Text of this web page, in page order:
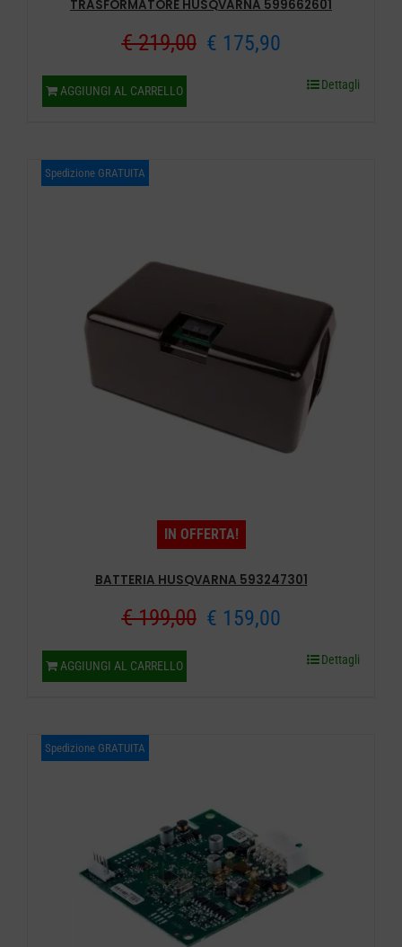
TRASFORMATORE HUSQVARNA 599662601
€219,00 Il
€ 175,90Il
prezzo
AGGIUNGI AL CARRELLO Dettagli
Spedizione GRATUITA
IN OFFERTA!
BATTERIA HUSQVARNA 593247301
€199,00 Il
€ 159,00Il
prezzo
AGGIUNGI AL CARRELLO Dettagli
Spedizione GRATUITA